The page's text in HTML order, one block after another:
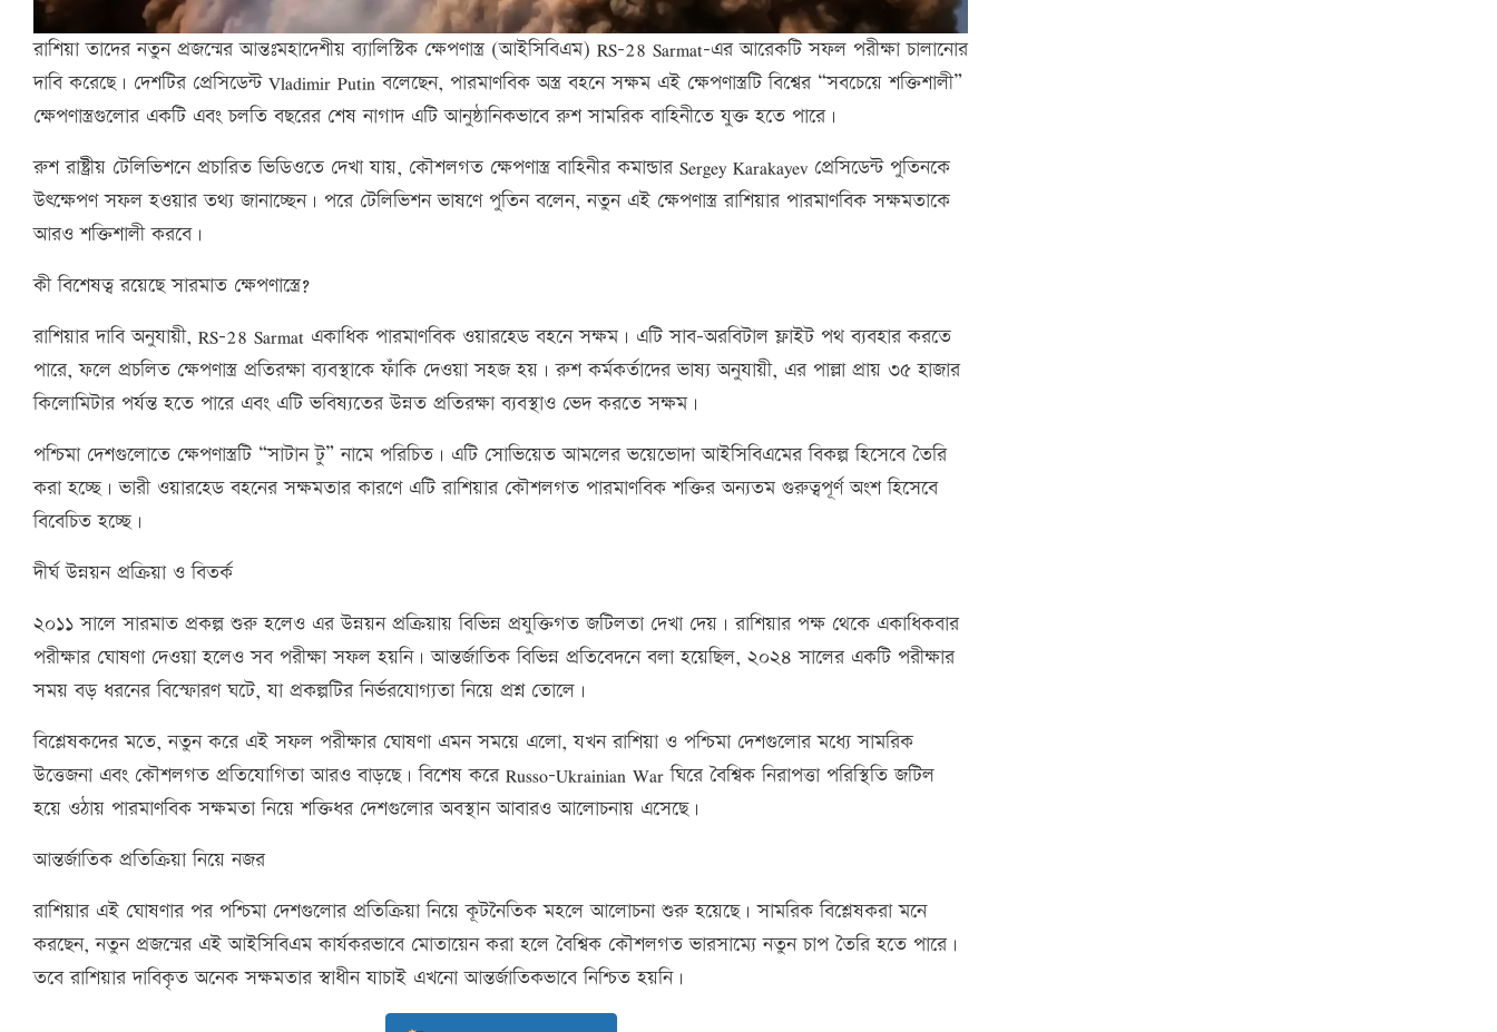
রাশিয়া তাদের নতুন প্রজন্মের আন্তঃমহাদেশীয় ব্যালিস্টিক ক্ষেপণাস্ত্র (আইসিবিএম) RS-28 Sarmat-এর আরেকটি সফল পরীক্ষা চালানোর
দাবি করেছে। দেশটির প্রেসিডেন্ট Vladimir Putin বলেছেন, পারমাণবিক অস্ত্র বহনে সক্ষম এই ক্ষেপণাস্ত্রটি বিশ্বের “সবচেয়ে শক্তিশালী”
ক্ষেপণাস্ত্রগুলোর একটি এবং চলতি বছরের শেষ নাগাদ এটি আনুষ্ঠানিকভাবে রুশ সামরিক বাহিনীতে যুক্ত হতে পারে।
রুশ রাষ্ট্রীয় টেলিভিশনে প্রচারিত ভিডিওতে দেখা যায়, কৌশলগত ক্ষেপণাস্ত্র বাহিনীর কমান্ডার Sergey Karakayev প্রেসিডেন্ট পুতিনকে
উৎক্ষেপণ সফল হওয়ার তথ্য জানাচ্ছেন। পরে টেলিভিশন ভাষণে পুতিন বলেন, নতুন এই ক্ষেপণাস্ত্র রাশিয়ার পারমাণবিক সক্ষমতাকে
আরও শক্তিশালী করবে।
কী বিশেষত্ব রয়েছে সারমাত ক্ষেপণাস্ত্রে?
রাশিয়ার দাবি অনুযায়ী, RS-28 Sarmat একাধিক পারমাণবিক ওয়ারহেড বহনে সক্ষম। এটি সাব-অরবিটাল ফ্লাইট পথ ব্যবহার করতে
পারে, ফলে প্রচলিত ক্ষেপণাস্ত্র প্রতিরক্ষা ব্যবস্থাকে ফাঁকি দেওয়া সহজ হয়। রুশ কর্মকর্তাদের ভাষ্য অনুযায়ী, এর পাল্লা প্রায় ৩৫ হাজার
কিলোমিটার পর্যন্ত হতে পারে এবং এটি ভবিষ্যতের উন্নত প্রতিরক্ষা ব্যবস্থাও ভেদ করতে সক্ষম।
পশ্চিমা দেশগুলোতে ক্ষেপণাস্ত্রটি “সাটান টু” নামে পরিচিত। এটি সোভিয়েত আমলের ভয়েভোদা আইসিবিএমের বিকল্প হিসেবে তৈরি
করা হচ্ছে। ভারী ওয়ারহেড বহনের সক্ষমতার কারণে এটি রাশিয়ার কৌশলগত পারমাণবিক শক্তির অন্যতম গুরুত্বপূর্ণ অংশ হিসেবে
বিবেচিত হচ্ছে।
দীর্ঘ উন্নয়ন প্রক্রিয়া ও বিতর্ক
২০১১ সালে সারমাত প্রকল্প শুরু হলেও এর উন্নয়ন প্রক্রিয়ায় বিভিন্ন প্রযুক্তিগত জটিলতা দেখা দেয়। রাশিয়ার পক্ষ থেকে একাধিকবার
পরীক্ষার ঘোষণা দেওয়া হলেও সব পরীক্ষা সফল হয়নি। আন্তর্জাতিক বিভিন্ন প্রতিবেদনে বলা হয়েছিল, ২০২৪ সালের একটি পরীক্ষার
সময় বড় ধরনের বিস্ফোরণ ঘটে, যা প্রকল্পটির নির্ভরযোগ্যতা নিয়ে প্রশ্ন তোলে।
বিশ্লেষকদের মতে, নতুন করে এই সফল পরীক্ষার ঘোষণা এমন সময়ে এলো, যখন রাশিয়া ও পশ্চিমা দেশগুলোর মধ্যে সামরিক
উত্তেজনা এবং কৌশলগত প্রতিযোগিতা আরও বাড়ছে। বিশেষ করে Russo-Ukrainian War ঘিরে বৈশ্বিক নিরাপত্তা পরিস্থিতি জটিল
হয়ে ওঠায় পারমাণবিক সক্ষমতা নিয়ে শক্তিধর দেশগুলোর অবস্থান আবারও আলোচনায় এসেছে।
আন্তর্জাতিক প্রতিক্রিয়া নিয়ে নজর
রাশিয়ার এই ঘোষণার পর পশ্চিমা দেশগুলোর প্রতিক্রিয়া নিয়ে কূটনৈতিক মহলে আলোচনা শুরু হয়েছে। সামরিক বিশ্লেষকরা মনে
করছেন, নতুন প্রজন্মের এই আইসিবিএম কার্যকরভাবে মোতায়েন করা হলে বৈশ্বিক কৌশলগত ভারসাম্যে নতুন চাপ তৈরি হতে পারে।
তবে রাশিয়ার দাবিকৃত অনেক সক্ষমতার স্বাধীন যাচাই এখনো আন্তর্জাতিকভাবে নিশ্চিত হয়নি।